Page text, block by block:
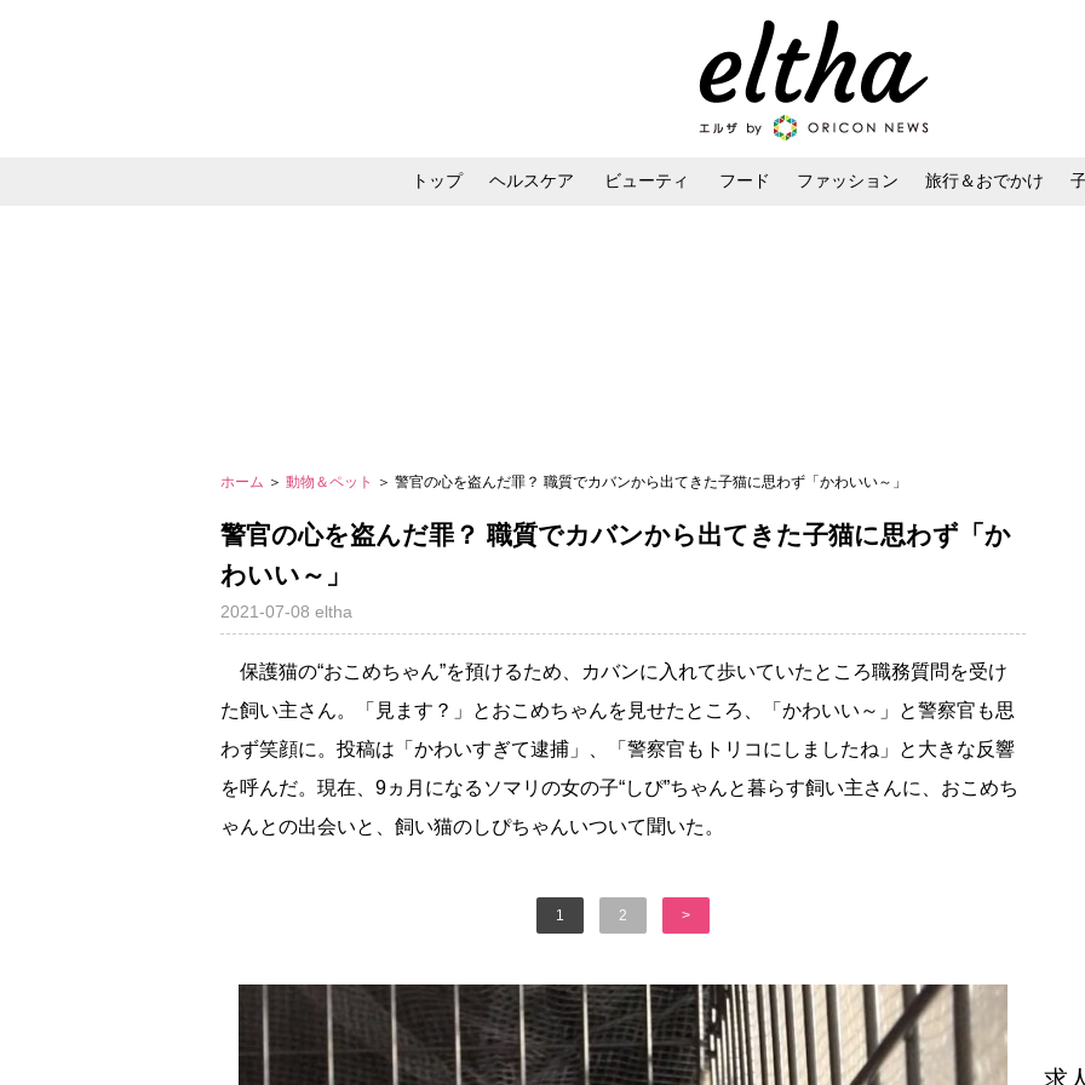
トップ ヘルスケア ビューティ フード ファッション 旅行＆おでかけ
ホーム ＞ 動物＆ペット ＞ 警官の心を盗んだ罪？ 職質でカバンから出てきた子猫に思わず「かわいい～」
警官の心を盗んだ罪？ 職質でカバンから出てきた子猫に思わず「か
わいい～」
2021-07-08 eltha
保護猫の“おこめちゃん”を預けるため、カバンに入れて歩いていたところ職務質問を受け
た飼い主さん。「見ます？」とおこめちゃんを見せたところ、「かわいい～」と警察官も思
わず笑顔に。投稿は「かわいすぎて逮捕」、「警察官もトリコにしましたね」と大きな反響
を呼んだ。現在、9ヵ月になるソマリの女の子“しぴ”ちゃんと暮らす飼い主さんに、おこめち
ゃんとの出会いと、飼い猫のしぴちゃんいついて聞いた。
1 2 >
求